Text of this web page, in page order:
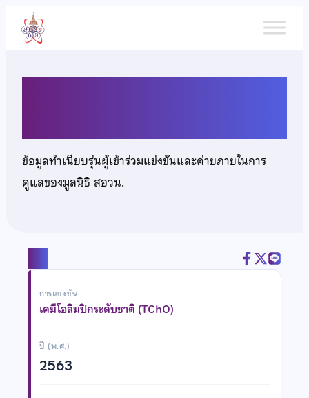
เนื้อหา
ข้อมูลทำเนียบรุ่นผู้เข้าร่วมแข่งขันและค่ายภายในการ
ดูแลของมูลนิธิ สอวน.
การแข่งขัน
เคมีโอลิมปิกระดับชาติ (TChO)
ปี (พ.ศ.)
2563